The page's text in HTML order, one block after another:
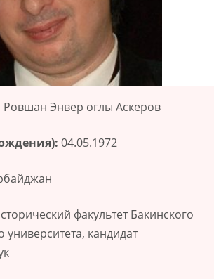
Ровшан Энвер оглы Аскеров
04.05.1972
факультет Бакинского
университета, кандидат